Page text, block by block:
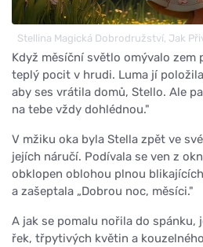
Stellina Magická Dobrodružství, Jak
Když měsíční světlo omývalo zem
teplý pocit v hrudi. Luma jí
aby ses vrátila domů, Stello. Ale
na tebe vždy dohlédnou."
V mžiku oka byla Stella zpět ve
jejích náručí. Podívala se ven z
obklopen oblohou plnou
a zašeptala „Dobrou noc, měsíci."
A jak se pomalu nořila do spánku,
řek, třpytivých květin a